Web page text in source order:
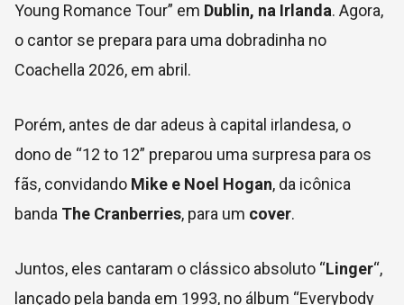
Young Romance Tour” em Dublin, na Irlanda. Agora,
o cantor se prepara para uma dobradinha no
Coachella 2026, em abril.
Porém, antes de dar adeus à capital irlandesa, o
dono de “12 to 12” preparou uma surpresa para os
fãs, convidando Mike e Noel Hogan, da icônica
banda The Cranberries, para um cover.
Juntos, eles cantaram o clássico absoluto “Linger“,
lançado pela banda em 1993, no álbum “Everybody